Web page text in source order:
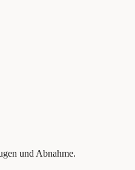
und Abnahme.